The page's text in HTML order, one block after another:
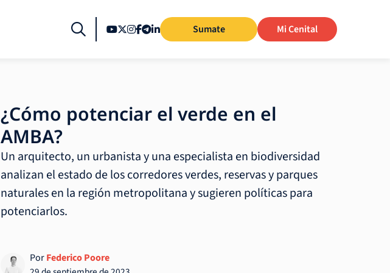
Sumate Mi Cenital
¿Cómo potenciar el verde en el
AMBA?
Un arquitecto, un urbanista y una especialista en biodiversidad
analizan el estado de los corredores verdes, reservas y parques
naturales en la región metropolitana y sugieren políticas para
potenciarlos.
PorFederico Poore